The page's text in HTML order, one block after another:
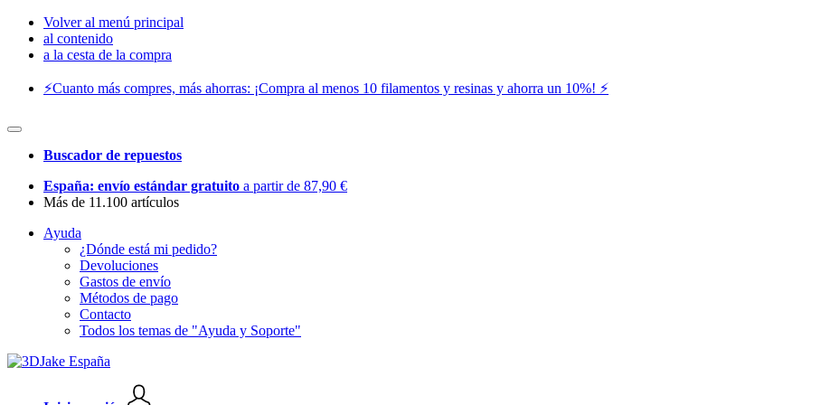
Volver al menú principal
al contenido
a la cesta de la compra
⚡️Cuanto más compres, más ahorras: ¡Compra al menos 10 filamentos y resinas y ahorra un 10%! ⚡️
Buscador de repuestos
España: envío estándar gratuito a partir de 87,90 €
Más de 11.100 artículos
Ayuda
¿Dónde está mi pedido?
Devoluciones
Gastos de envío
Métodos de pago
Contacto
Todos los temas de "Ayuda y Soporte"